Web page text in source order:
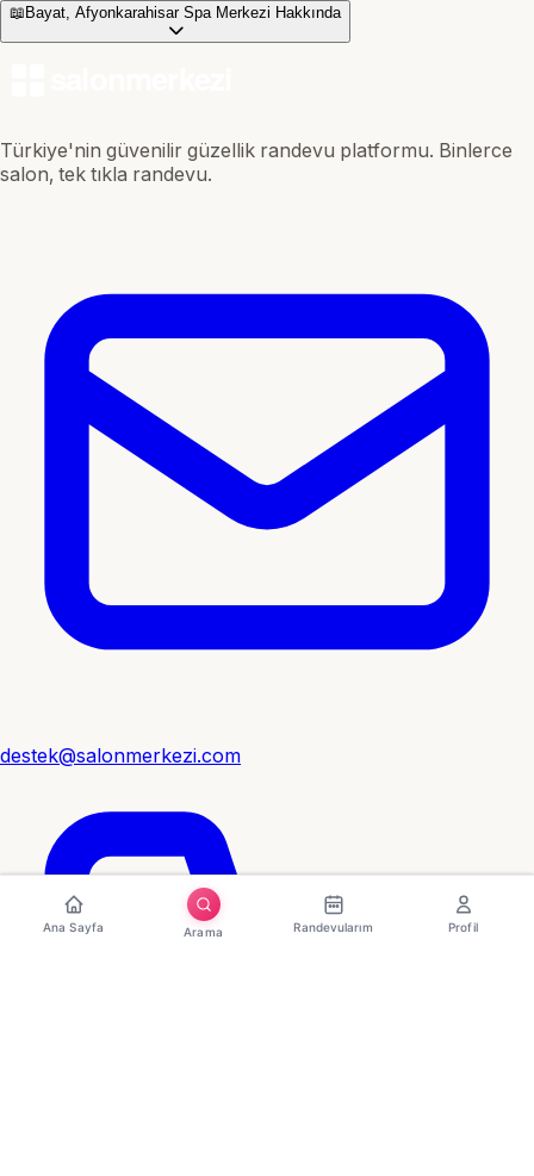
📖 Bayat, Afyonkarahisar Spa Merkezi Hakkında
Türkiye'nin güvenilir güzellik randevu platformu. Binlerce
salon, tek tıkla randevu.
destek@salonmerkezi.com
Ana Sayfa Arama Randevularım Profil